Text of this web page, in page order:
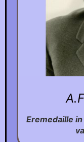
Eremedaille